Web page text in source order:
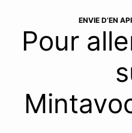
ENVIE D’EN
Pour